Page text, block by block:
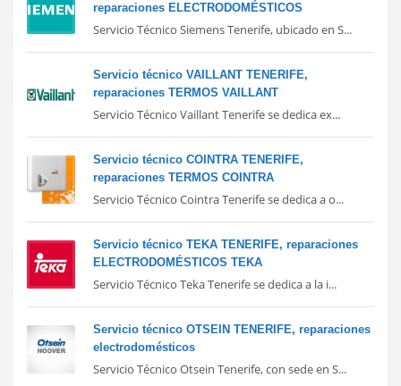
reparaciones ELECTRODOMÉSTICOS
Servicio Técnico Siemens Tenerife, ubicado en S...
Servicio técnico VAILLANT TENERIFE,
reparaciones TERMOS VAILLANT
Servicio Técnico Vaillant Tenerife se dedica ex...
Servicio técnico COINTRA TENERIFE,
reparaciones TERMOS COINTRA
Servicio Técnico Cointra Tenerife se dedica a o...
Servicio técnico TEKA TENERIFE, reparaciones
ELECTRODOMÉSTICOS TEKA
Servicio Técnico Teka Tenerife se dedica a la i...
Servicio técnico OTSEIN TENERIFE, reparaciones
electrodomésticos
Servicio Técnico Otsein Tenerife, con sede en S...